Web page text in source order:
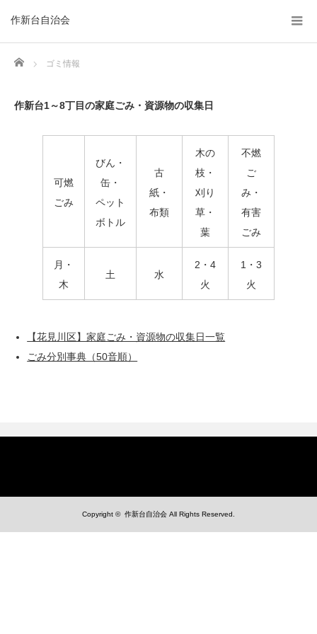
作新台自治会
Home ゴミ情報
作新台1～8丁目の家庭ごみ・資源物の収集日
可燃
ごみ
びん・
缶・
ペット
ボトル
古
紙・
布類
木の
枝・
刈り
草・
葉
不燃
ご
み・
有害
ごみ
月・
木
土 水
2・4
火
1・3
火
【花見川区】家庭ごみ・資源物の収集日一覧
ごみ分別事典（50音順）
Copyright © 作新台自治会 All Rights Reserved.